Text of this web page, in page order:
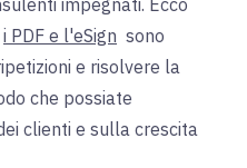
impegnati. Ecco
i PDF e l'eSign sono
e risolvere la
che possiate
clienti e sulla crescita